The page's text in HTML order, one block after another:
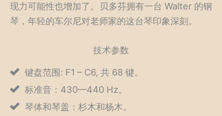
现力可能性也增加了。贝多芬拥有一台 Walter 的钢
琴，年轻的车尔尼对老师家的这台琴印象深刻。
技术参数
键盘范围: F1 – C6, 共 68 键。
标准音：430—440 Hz。
琴体和琴盖：杉木和杨木。